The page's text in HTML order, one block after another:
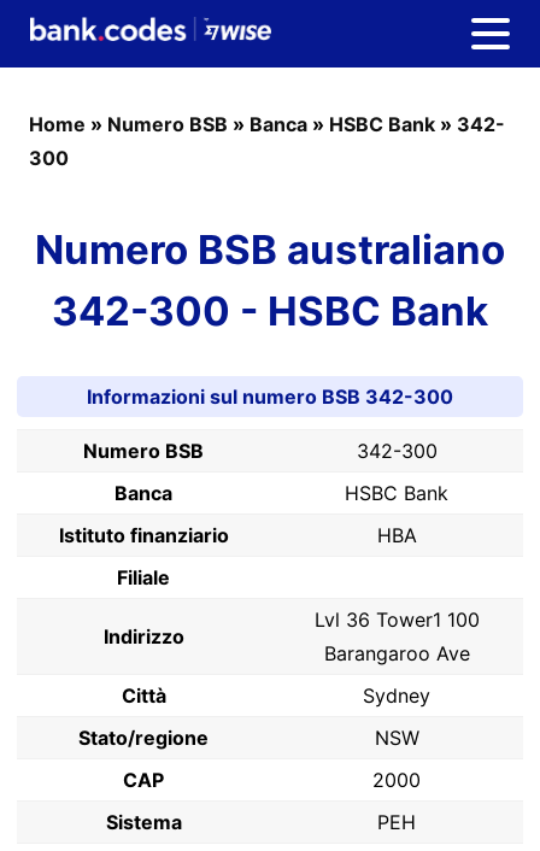
Home » Numero BSB » Banca » HSBC Bank » 342-
300
Numero BSB australiano
342-300 - HSBC Bank
Informazioni sul numero BSB 342-300
Numero BSB
342-300
Banca
HSBC Bank
Istituto finanziario
HBA
Filiale
Indirizzo
Lvl 36 Tower1 100
Barangaroo Ave
Città
Sydney
Stato/regione
NSW
CAP
2000
Sistema
PEH